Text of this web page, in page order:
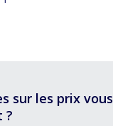
sur les prix vous
?